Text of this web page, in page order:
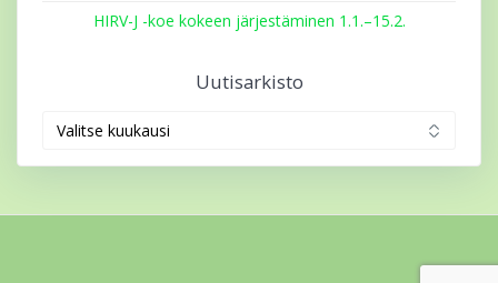
HIRV-J -koe kokeen järjestäminen 1.1.–15.2.
Uutisarkisto